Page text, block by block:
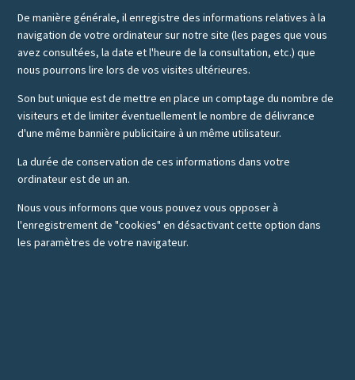
De manière générale, il enregistre des informations relatives à la
navigation de votre ordinateur sur notre site (les pages que vous
avez consultées, la date et l'heure de la consultation, etc.) que
nous pourrons lire lors de vos visites ultérieures.
Son but unique est de mettre en place un comptage du nombre de
visiteurs et de limiter éventuellement le nombre de délivrance
d'une même bannière publicitaire à un même utilisateur.
La durée de conservation de ces informations dans votre
ordinateur est de un an.
Nous vous informons que vous pouvez vous opposer à
l'enregistrement de "cookies" en désactivant cette option dans
les paramètres de votre navigateur.